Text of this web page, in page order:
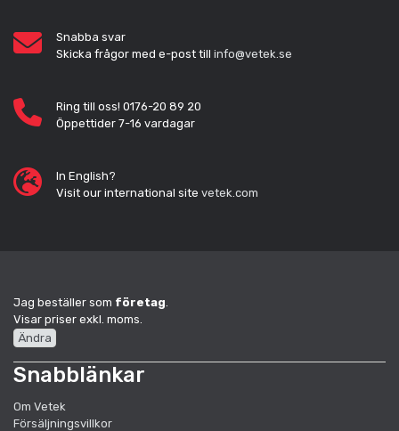
Snabba svar
Skicka frågor med e-post till info@vetek.se
Ring till oss! 0176-20 89 20
Öppettider 7-16 vardagar
In English?
Visit our international site vetek.com
Jag beställer som företag.
Visar priser exkl. moms.
Ändra
Snabblänkar
Om Vetek
Försäljningsvillkor